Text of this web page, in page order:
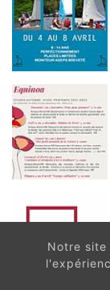
Notre site